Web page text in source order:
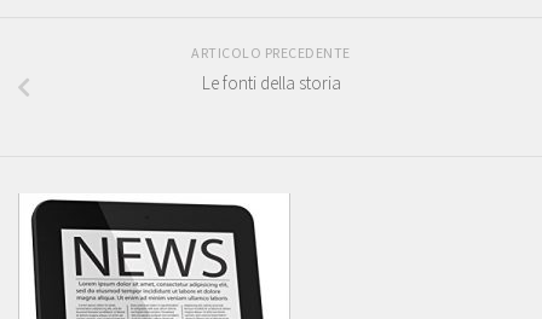
ARTICOLO PRECEDENTE
Le fonti della storia